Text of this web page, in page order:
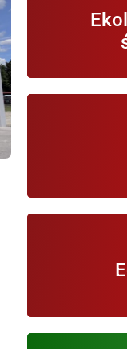
Informacje